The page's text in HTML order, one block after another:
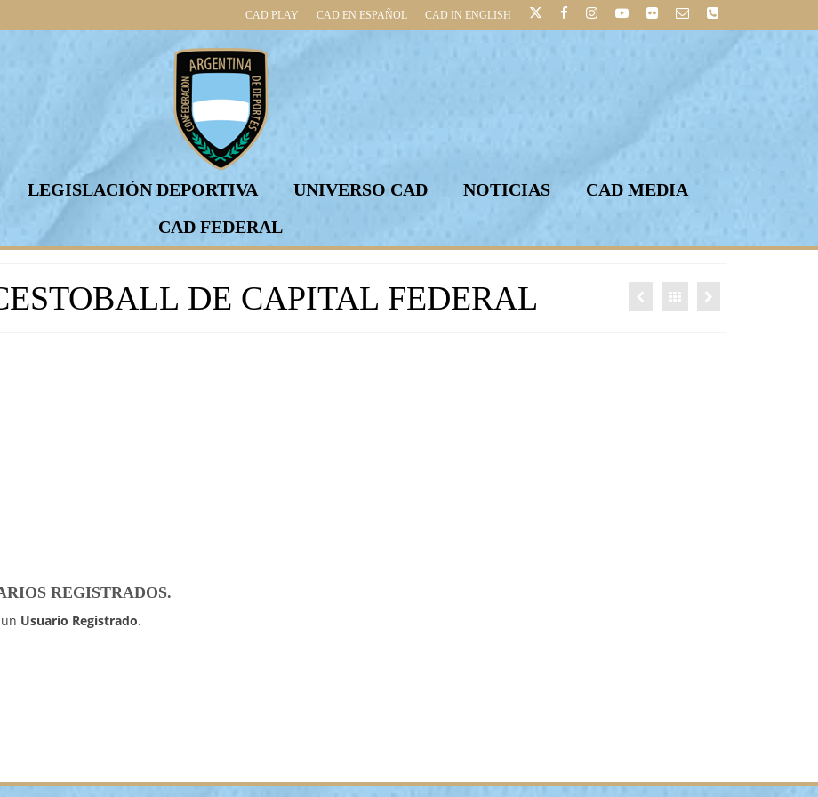
CAD PLAY CAD EN ESPAÑOL CAD IN ENGLISH
LEGISLACIÓN DEPORTIVA UNIVERSO CAD NOTICIAS
CAD MEDIA
CAD FEDERAL
DE CAPITAL FEDERAL
REGISTRADOS.
Usuario Registrado.